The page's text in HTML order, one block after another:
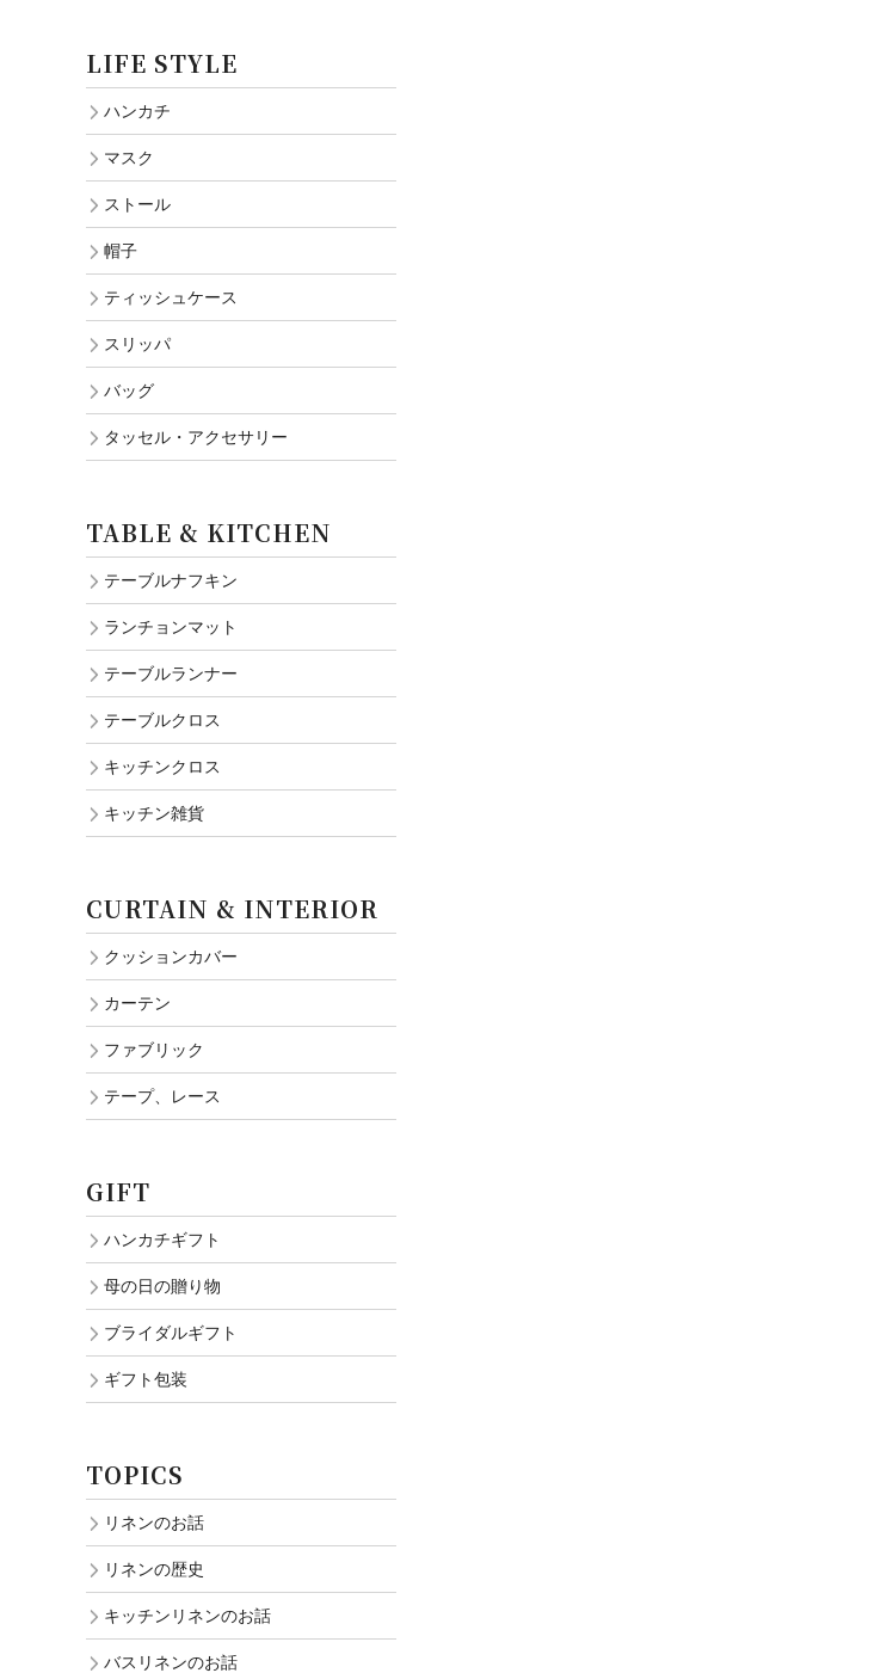
LIFE STYLE
ハンカチ
マスク
ストール
帽子
ティッシュケース
スリッパ
バッグ
タッセル・アクセサリー
TABLE & KITCHEN
テーブルナフキン
ランチョンマット
テーブルランナー
テーブルクロス
キッチンクロス
キッチン雑貨
CURTAIN & INTERIOR
クッションカバー
カーテン
ファブリック
テープ、レース
GIFT
ハンカチギフト
母の日の贈り物
ブライダルギフト
ギフト包装
TOPICS
リネンのお話
リネンの歴史
キッチンリネンのお話
バスリネンのお話